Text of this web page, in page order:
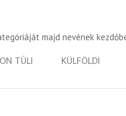
majd nevének
TÚLI KÜLFÖLDI